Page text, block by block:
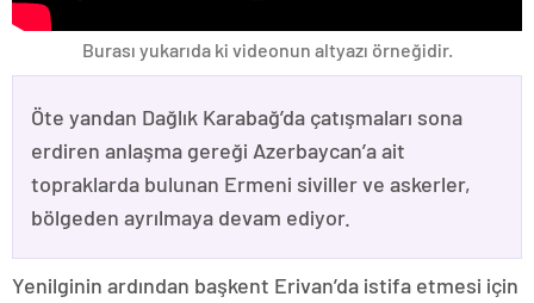
Burası yukarıda ki videonun altyazı örneğidir.
Öte yandan Dağlık Karabağ’da çatışmaları sona
erdiren anlaşma gereği Azerbaycan’a ait
topraklarda bulunan Ermeni siviller ve askerler,
bölgeden ayrılmaya devam ediyor.
Yenilginin ardından başkent Erivan’da istifa etmesi için